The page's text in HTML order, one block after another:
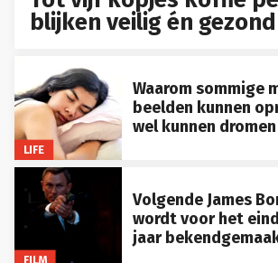
blijken veilig én gezond
LIFE
Waarom sommige
beelden kunnen
wel kunnen dromen
FILM
Volgende James
wordt voor het
jaar